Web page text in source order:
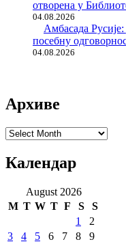
отворена у
04.08.2026
Амбасада
посебну
04.08.2026
Архиве
Архиве
Календар
August 2026
M T W T F S
S
1
2
3
4 5 6 7 8
9